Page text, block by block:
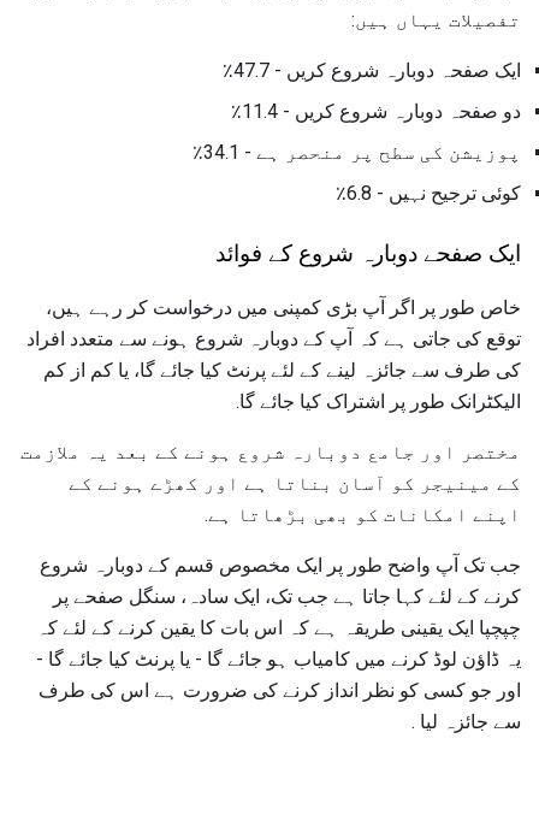
تفصیلات یہاں ہیں:
ایک صفحہ دوبارہ شروع کریں - 47.7٪
دو صفحہ دوبارہ شروع کریں - 11.4٪
پوزیشن کی سطح پر منحصر ہے - 34.1٪
کوئی ترجیح نہیں - 6.8٪
ایک صفحے دوبارہ شروع کے فوائد
خاص طور پر اگر آپ بڑی کمپنی میں درخواست کر رہے ہیں،
توقع کی جاتی ہے کہ آپ کے دوبارہ شروع ہونے سے متعدد افراد
کی طرف سے جائزہ لینے کے لئے پرنٹ کیا جائے گا، یا کم از کم
الیکٹرانک طور پر اشتراک کیا جائے گا.
مختصر اور جامع دوبارہ شروع ہونے کے بعد یہ ملازمت
کے مینیجر کو آسان بناتا ہے اور کھڑے ہونے کے
اپنے امکانات کو بھی بڑھاتا ہے.
جب تک آپ واضح طور پر ایک مخصوص قسم کے دوبارہ شروع
کرنے کے لئے کہا جاتا ہے جب تک، ایک سادہ، سنگل صفحے پر
چپچپا ایک یقینی طریقہ ہے کہ اس بات کا یقین کرنے کے لئے کہ
یہ ڈاؤن لوڈ کرنے میں کامیاب ہو جائے گا - یا پرنٹ کیا جائے گا -
اور جو کسی کو نظر انداز کرنے کی ضرورت ہے اس کی طرف
سے جائزہ لیا .